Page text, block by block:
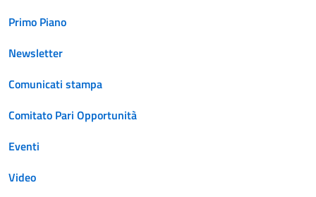
Primo Piano
Newsletter
Comunicati stampa
Comitato Pari Opportunità
Eventi
Video